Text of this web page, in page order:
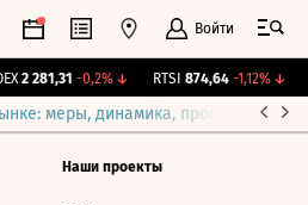
Войти
2 281,31 -0,2%↓ RTSI 874,64 -1,12%↓
меры, динамика, прогнозы
Наши проекты